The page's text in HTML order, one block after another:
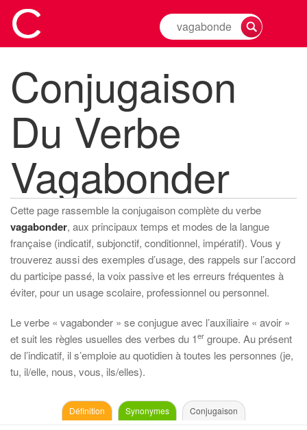
Rechercher
la
d'un
verbe
Conjugaison
Du Verbe
Vagabonder
Cette page rassemble la conjugaison complète du verbe
vagabonder, aux principaux temps et modes de la langue
française (indicatif, subjonctif, conditionnel, impératif). Vous y
trouverez aussi des exemples d’usage, des rappels sur l’accord
du participe passé, la voix passive et les erreurs fréquentes à
éviter, pour un usage scolaire, professionnel ou personnel.
Le verbe « vagabonder » se conjugue avec l’auxiliaire « avoir »
et suit les règles usuelles des verbes du 1er groupe. Au présent
de l’indicatif, il s’emploie au quotidien à toutes les personnes (je,
tu, il/elle, nous, vous, ils/elles).
Définition Synonymes Conjugaison